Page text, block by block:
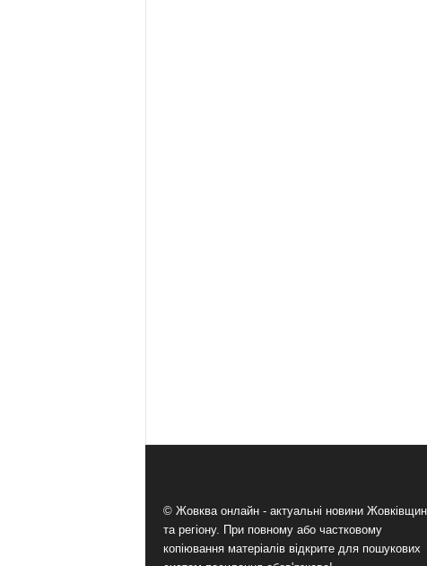
© Жовква онлайн - актуальні новини
та регіону. При повному або частковому
копіювання матеріалів відкрите для пошукових